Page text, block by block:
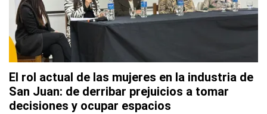
El rol actual de las mujeres en la industria de
San Juan: de derribar prejuicios a tomar
decisiones y ocupar espacios